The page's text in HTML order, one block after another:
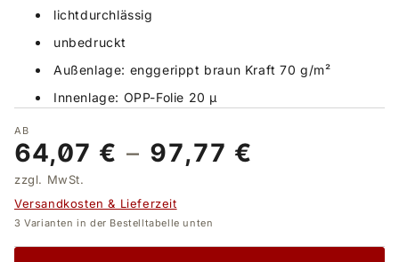
lichtdurchlässig
unbedruckt
Außenlage: enggerippt braun Kraft 70 g/m²
Innenlage: OPP-Folie 20 µ
AB
64,07 € – 97,77 €
zzgl. MwSt.
Versandkosten & Lieferzeit
3 Varianten in der Bestelltabelle unten